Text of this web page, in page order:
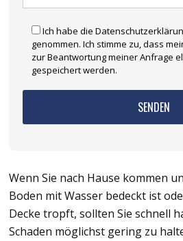
Ich habe die
genommen. Ich stimme zu, dass
zur Beantwortung meiner Anfrage
gespeichert werden.
Wenn Sie nach Hause kommen
Boden mit Wasser bedeckt ist
Decke tropft, sollten Sie schnell
Schaden möglichst gering zu